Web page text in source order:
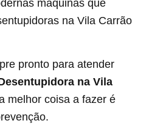
maquinas que
na Vila Carrão
pronto para atender
na Vila
melhor coisa a fazer é